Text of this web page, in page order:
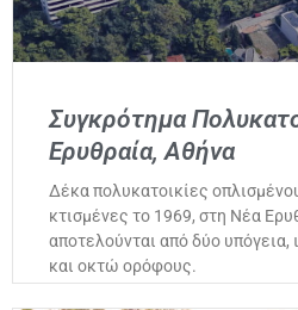
Συγκρότημα
Ερυθραία, Αθήνα
Δέκα πολυκατοικίες
κτισμένες το 1969, στη Νέα
αποτελούνται από δύο
και οκτώ ορόφους.